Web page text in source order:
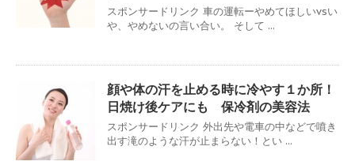
スポンサードリンク 車の運転ーやめてほしいvsい
や、やめないの言い合い。 そして ...
顔や体の汗を止める時に冷やす１か所！
日焼け後ケアにも 保冷剤の美容法
スポンサードリンク 外出先や電車の中などで噴き
出す滝のような汗が止まらない！とい ...